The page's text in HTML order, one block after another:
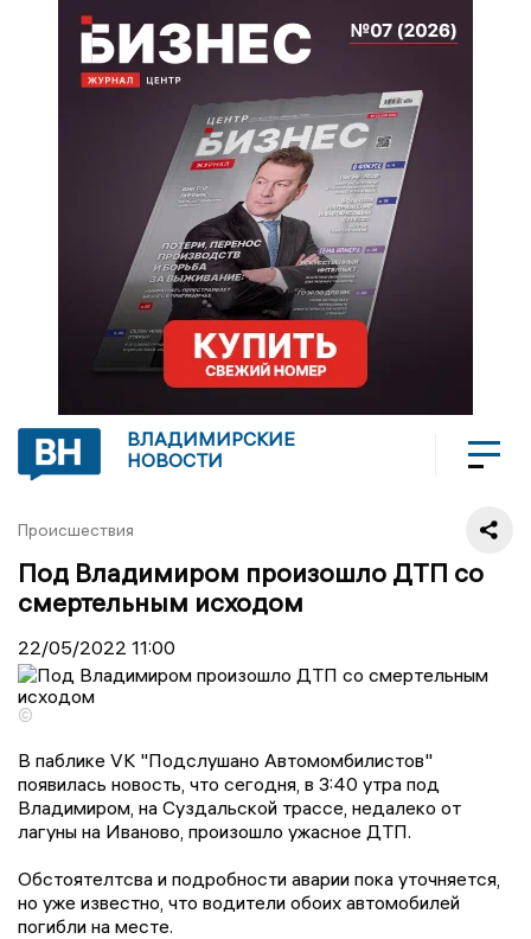
ВЛАДИМИРСКИЕ
НОВОСТИ
Происшествия
Под Владимиром произошло ДТП со
смертельным исходом
22/05/2022 11:00
©
В паблике VK "Подслушано Автомомбилистов"
появилась новость, что сегодня, в 3:40 утра под
Владимиром, на Суздальской трассе, недалеко от
лагуны на Иваново, произошло ужасное ДТП.
Обстоятелтсва и подробности аварии пока уточняется,
но уже известно, что водители обоих автомобилей
погибли на месте.